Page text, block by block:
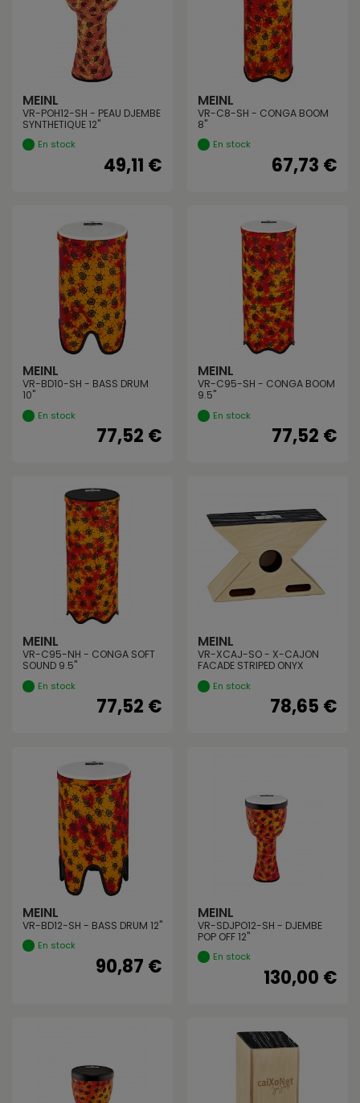
MEINL
VR-POH12-SH - PEAU DJEMBE
SYNTHETIQUE 12"
En stock
49,11 €
MEINL
VR-C8-SH - CONGA BOOM
8"
En stock
67,73 €
MEINL
VR-BD10-SH - BASS DRUM
10"
En stock
77,52 €
MEINL
VR-C95-SH - CONGA BOOM
9.5"
En stock
77,52 €
MEINL
VR-C95-NH - CONGA SOFT
SOUND 9.5"
En stock
77,52 €
MEINL
VR-XCAJ-SO - X-CAJON
FACADE STRIPED ONYX
En stock
78,65 €
MEINL
VR-BD12-SH - BASS DRUM 12"
En stock
90,87 €
MEINL
VR-SDJPO12-SH - DJEMBE
POP OFF 12"
En stock
130,00 €